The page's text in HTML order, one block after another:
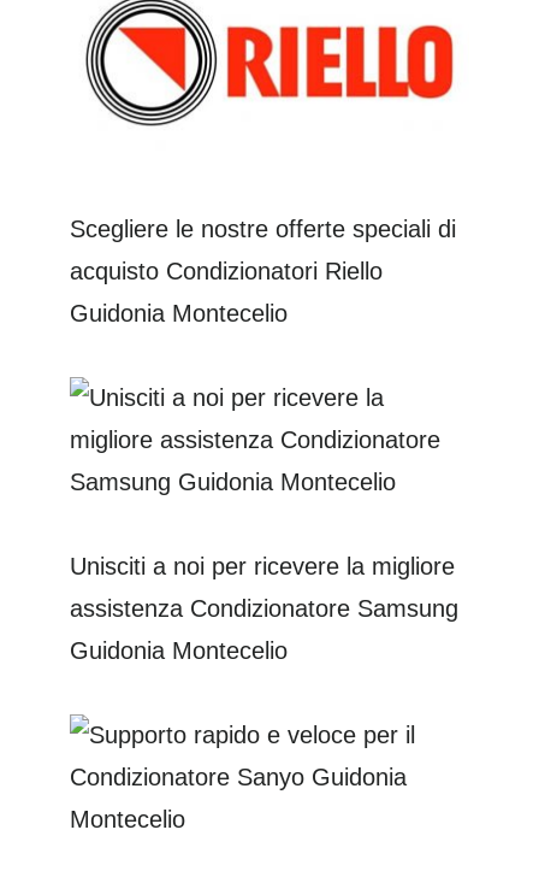
Scegliere le nostre offerte speciali di
acquisto Condizionatori Riello
Guidonia Montecelio
Unisciti a noi per ricevere la migliore
assistenza Condizionatore Samsung
Guidonia Montecelio